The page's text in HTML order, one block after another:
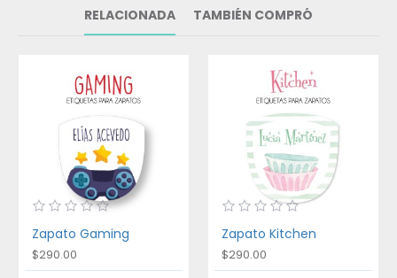
RELACIONADA TAMBIÉN COMPRÓ
Zapato Gaming
$290.00
Zapato Kitchen
$290.00